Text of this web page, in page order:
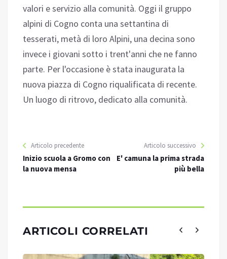
valori e servizio alla comunità. Oggi il gruppo
alpini di Cogno conta una settantina di
tesserati, metà di loro Alpini, una decina sono
invece i giovani sotto i trent'anni che ne fanno
parte. Per l'occasione è stata inaugurata la
nuova piazza di Cogno riqualificata di recente.
Un luogo di ritrovo, dedicato alla comunità.
Articolo precedente
Inizio scuola a Gromo con
la nuova mensa
Articolo successivo
E' camuna la prima strada
più bella
ARTICOLI CORRELATI